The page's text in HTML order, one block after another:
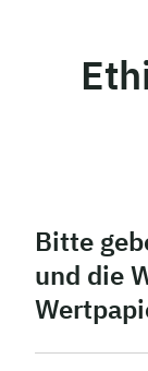
Bitte
und die